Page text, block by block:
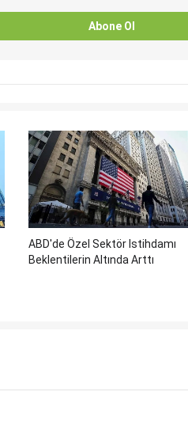
Abone Ol
ABD'de Özel Sektör Istihdamı
Beklentilerin Altında Arttı